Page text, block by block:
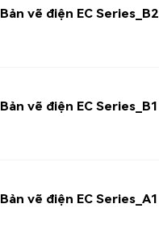
Bản vẽ điện EC Series_B2
Bản vẽ điện EC Series_B1
Bản vẽ điện EC Series_A1